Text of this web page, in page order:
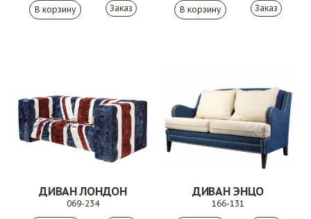
Заказ Заказ
ДИВАН ЛОНДОН
069-234
ДИВАН ЭНЦО
166-131